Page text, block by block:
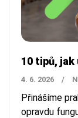
10 tipů,
4. 6. 2026 /
Přinášíme
opravdu